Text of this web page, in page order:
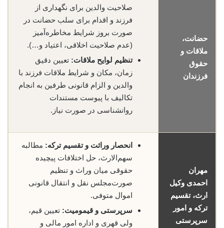
حضانت،
ملاقات و
حقوق
فرزندان
صلاحیت والدین برای نگهداری از
فرزند و اقدام برای سلب حضانت در
صورت بروز شرایط مخاطره‌آمیز
(عدم صلاحیت اخلاقی، اعتیاد و…).
تنظیم لوایح ملاقات: تعیین دقیق
زمان، مکان و شرایط ملاقات فرزند با
والدین و الزام قانونی طرفین به انجام
تکالیف با پیوست مستندات
روانشناسی در صورت نیاز.
مهران
احمدی وکیل
ارث، تقسیم
ترکه و امور
سرپرستی
انحصار وراثت و تقسیم ترکه: مطالبه
سهم‌الارث، حل اختلافات پیچیده
حقوقی میان وراث و تنظیم
صورت‌مجلس نقل و انتقال قانونی
اموال متوفی.
سرپرستی و قیمومیت: تعیین قیم،
ولی قهری و اداره امور مالی و